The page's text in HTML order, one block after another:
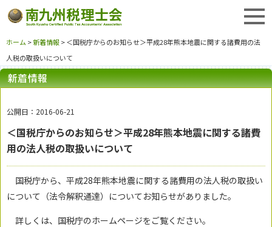
ホーム >新着情報> ＜国税庁からのお知らせ＞平成28年熊本地震に関する諸費用の法
人税の取扱いについて
公開日：2016-06-21
＜国税庁からのお知らせ＞平成28年熊本地震に関する諸費
用の法人税の取扱いについて
国税庁から、平成28年熊本地震に関する諸費用の法人税の取扱い
について（法令解釈通達）についてお知らせがありました。
詳しくは、国税庁のホームページをご覧ください。